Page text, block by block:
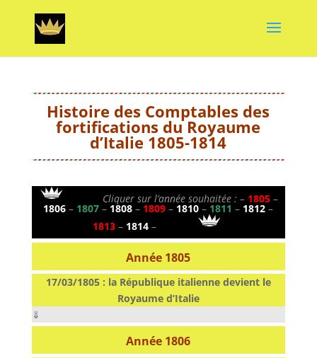
Histoire des Comptables des
fortifications du Royaume
d’Italie 1805-1814
Cliquer sur l’annéesouhaitée: – 1805–
1806– 1807– 1808– 1809– 1810– 1811– 1812–
1813– 1814–
Année 1805
17/03/1805 : la République italienne devient le
Royaume d’Italie
⇓
Année 1806